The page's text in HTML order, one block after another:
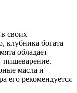
своих
клубника богата
обладает
пищеварение.
масла и
его рекомендуется